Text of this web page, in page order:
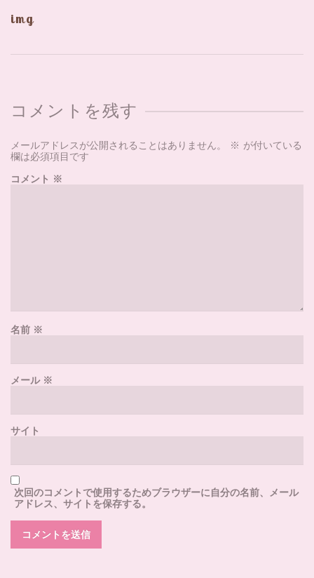
img
コメントを残す
メールアドレスが公開されることはありません。 ※ が付いている
欄は必須項目です
コメント ※
名前 ※
メール※
サイト
次回のコメントで使用するためブラウザーに自分の名前、メール
アドレス、サイトを保存する。